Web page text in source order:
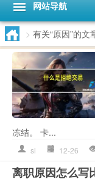
网站导航
> 有关“原因”的文
冻结。 卡...
sl 12-26
离职原因怎么写